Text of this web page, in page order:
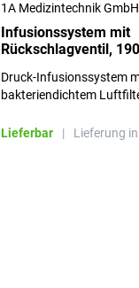
1A Medizintechnik GmbH
Infusionssystem mit
Rückschlagventil,
Stück
Druck-Infusionssystem
bakteriendichtem
Lieferbar | Lieferung